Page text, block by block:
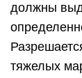
должны
тяжелых